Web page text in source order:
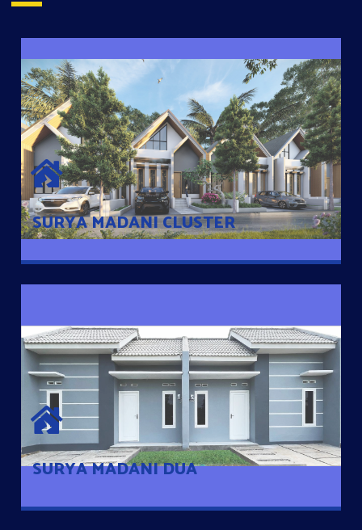
SURYA MADANI CLUSTER
SURYA MADANI CLUSTER
Desain Modern Minimalis dengan Konsep Rumah Pintar
Sehingga Memudahkan Penghuni mengakses rumahnya
dengan Ponsel
SURYA MADANI DUA
SURYA MADANI DUA
Satu-satunya Hunian nyaman dengan harga subsidi hanya 100
jutaan dengan lokasi strategis di Tuban